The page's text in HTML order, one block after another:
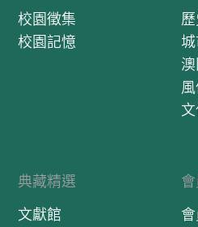
校園徵集
校園記憶
典藏精選
文獻館